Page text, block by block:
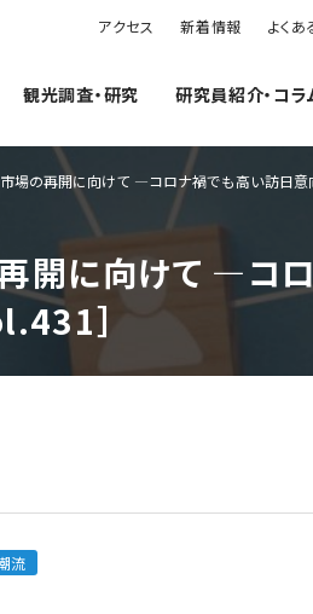
アクセス 新着情報 よく
観光調査・研究 研究員紹介・コラ
場の再開に向けて ―コロナ禍でも高い訪日
開に向けて ―コ
］
流